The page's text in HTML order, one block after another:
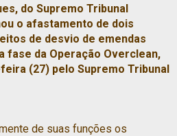
do Supremo Tribunal
o afastamento de dois
de desvio de emendas
fase da Operação Overclean,
(27) pelo Supremo Tribunal
de suas funções os